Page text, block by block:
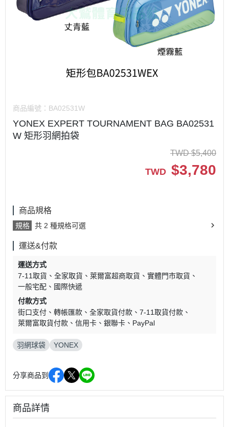
商品編號： BA02531W
YONEX EXPERT TOURNAMENT BAG BA02531
W 矩形羽網拍袋
TWD $5,400
TWD $3,780
商品規格
規格 共 2 種規格可選
運送&付款
運送方式
7-11取貨
全家取貨 萊爾富超商取貨
實體門市取貨
一般宅配
國際快遞
付款方式
街口支付
轉帳匯款 全家取貨付款
7-11取貨付款
萊爾富取貨付款
信用卡 銀聯卡 PayPal
羽網球袋 YONEX
分享商品到
商品詳情